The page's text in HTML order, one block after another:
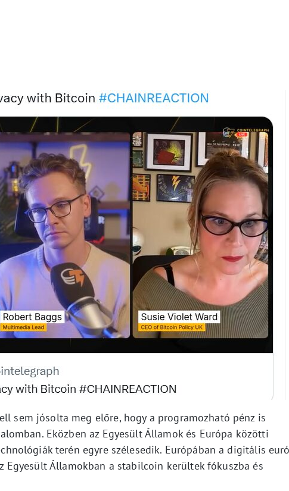
sem jósolta meg előre, hogy a programozható pénz is
Eközben az Egyesült Államok és Európa közötti
terén egyre szélesedik. Európában a digitális
Egyesült Államokban a stabilcoin kerültek fókuszba és